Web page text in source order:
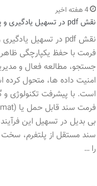
4 هفته اخیر
نقش pdf در تسهیل یادگیری و پژوهش
فرمت با حفظ یکپارچگی
امنیت داده ها، متحول
است. با پیشرفت تکنولوژی و
را …